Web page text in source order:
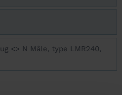
<> N Mâle, type LMR240,